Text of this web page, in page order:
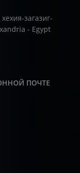
загазиг-
- Egypt
ПОЧТЕ